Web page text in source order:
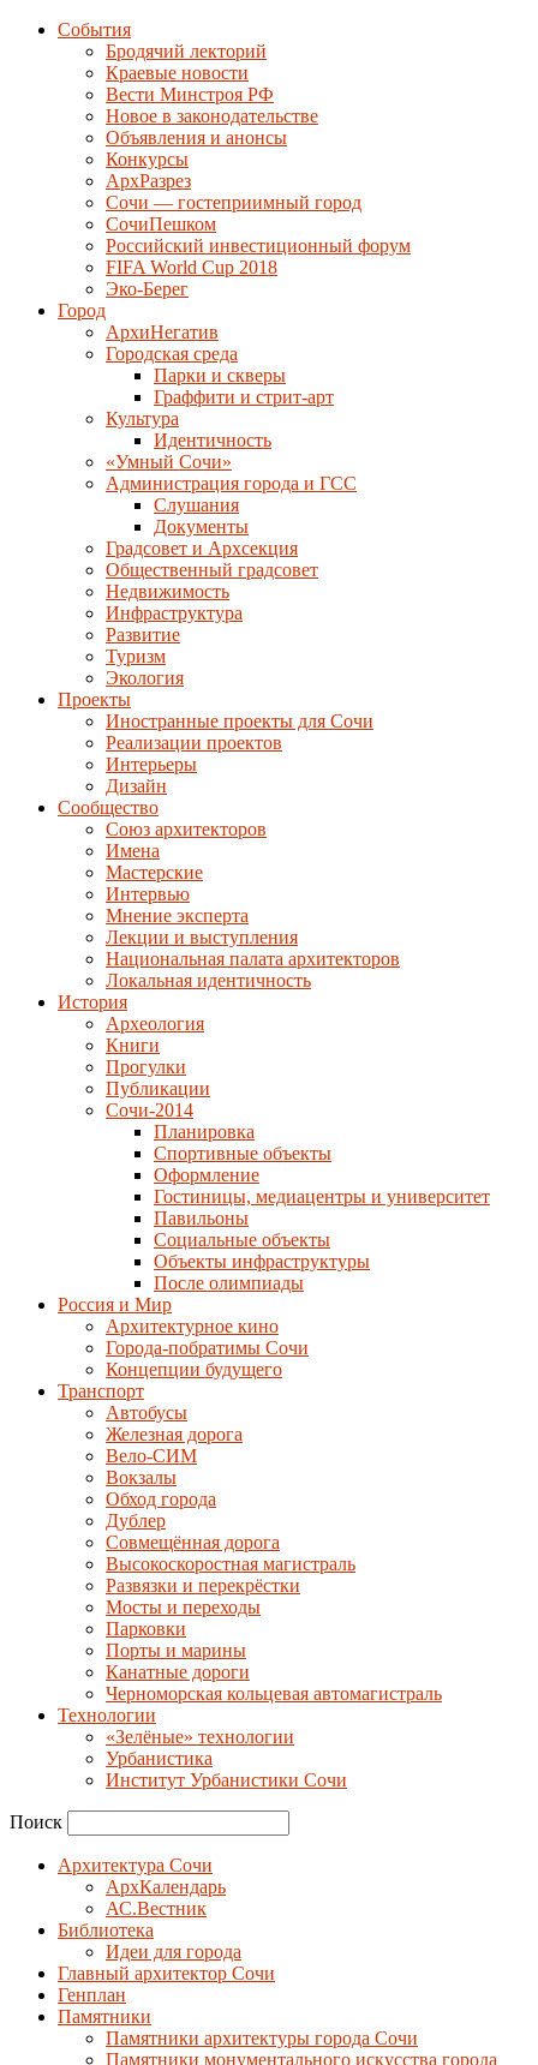
События
Бродячий лекторий
Краевые новости
Вести Минстроя РФ
Новое в законодательстве
Объявления и анонсы
Конкурсы
АрхРазрез
Сочи — гостеприимный город
СочиПешком
Российский инвестиционный форум
FIFA World Cup 2018
Эко-Берег
Город
АрхиНегатив
Городская среда
Парки и скверы
Граффити и стрит-арт
Культура
Идентичность
«Умный Сочи»
Администрация города и ГСС
Слушания
Документы
Градсовет и Архсекция
Общественный градсовет
Недвижимость
Инфраструктура
Развитие
Туризм
Экология
Проекты
Иностранные проекты для Сочи
Реализации проектов
Интерьеры
Дизайн
Сообщество
Союз архитекторов
Имена
Мастерские
Интервью
Мнение эксперта
Лекции и выступления
Национальная палата архитекторов
Локальная идентичность
История
Археология
Книги
Прогулки
Публикации
Сочи-2014
Планировка
Спортивные объекты
Оформление
Гостиницы, медиацентры и университет
Павильоны
Социальные объекты
Объекты инфраструктуры
После олимпиады
Россия и Мир
Архитектурное кино
Города-побратимы Сочи
Концепции будущего
Транспорт
Автобусы
Железная дорога
Вело-СИМ
Вокзалы
Обход города
Дублер
Совмещённая дорога
Высокоскоростная магистраль
Развязки и перекрёстки
Мосты и переходы
Парковки
Порты и марины
Канатные дороги
Черноморская кольцевая автомагистраль
Технологии
«Зелёные» технологии
Урбанистика
Институт Урбанистики Сочи
Поиск
Архитектура Сочи
АрхКалендарь
АС.Вестник
Библиотека
Идеи для города
Главный архитектор Сочи
Генплан
Памятники
Памятники архитектуры города Сочи
Памятники монументального искусства города